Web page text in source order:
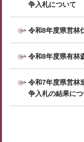
争入札について
令和8年度県営林
令和8年度県有林
令和7年度県営林
争入札の結果に